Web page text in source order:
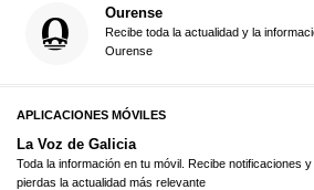
Ourense
Recibe toda la actualidad y la
Ourense
APLICACIONES MÓVILES
La Voz de Galicia
Toda la información en tu móvil. Recibe notificaciones
pierdas la actualidad más relevante